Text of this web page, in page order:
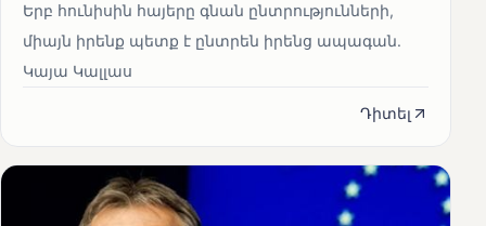
Երբ հունիսին հայերը գնան ընտրությունների,
միայն իրենք պետք է ընտրեն իրենց ապագան.
Կայա Կալլաս
Դիտել